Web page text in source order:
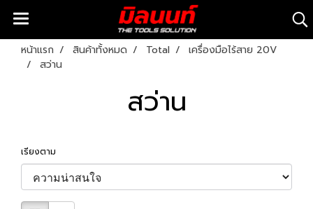
หน้าแรก สินค้าทั้งหมด Total
เครื่องมือไร้สาย 20V
สว่าน
สว่าน
เรียงตาม